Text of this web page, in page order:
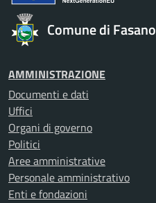
Comune di Fasano
AMMINISTRAZIONE
Documenti e dati
Uffici
Organi di governo
Politici
Aree amministrative
Personale amministrativo
Enti e fondazioni